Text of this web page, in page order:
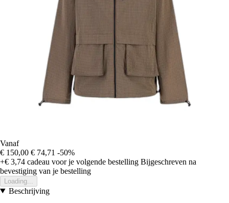
Vanaf
€ 150,00 € 74,71 -50%
+€ 3,74 cadeau voor je volgende bestelling Bijgeschreven na
bevestiging van je bestelling
Loading...
Beschrijving